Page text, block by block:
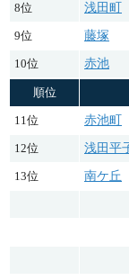
8位 浅田町
9位 藤塚
10位 赤池
順位
11位 赤池町
12位 浅田平
13位 南ケ丘